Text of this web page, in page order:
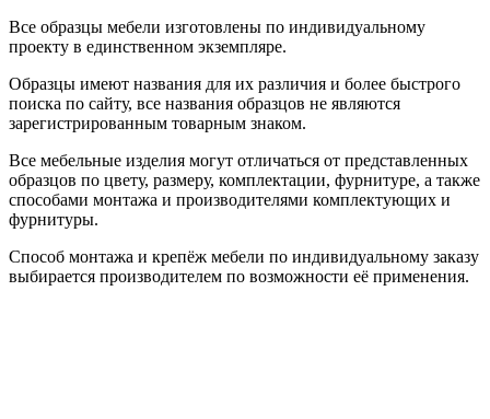
Все образцы мебели изготовлены по индивидуальному
проекту в единственном экземпляре.
Образцы имеют названия для их различия и более быстрого
поиска по сайту, все названия образцов не являются
зарегистрированным товарным знаком.
Все мебельные изделия могут отличаться от представленных
образцов по цвету, размеру, комплектации, фурнитуре, а также
способами монтажа и производителями комплектующих и
фурнитуры.
Способ монтажа и крепёж мебели по индивидуальному заказу
выбирается производителем по возможности её применения.